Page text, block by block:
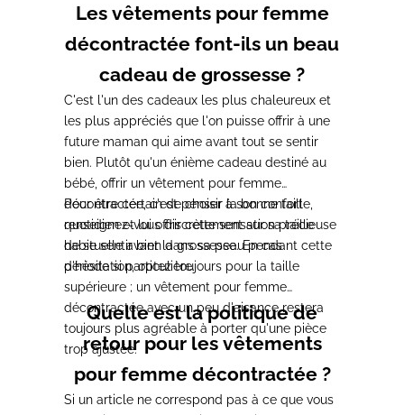
Les vêtements pour femme
décontractée font-ils un beau
cadeau de grossesse ?
C'est l'un des cadeaux les plus chaleureux et
les plus appréciés que l'on puisse offrir à une
future maman qui aime avant tout se sentir
bien. Plutôt qu'un énième cadeau destiné au
bébé, offrir un vêtement pour femme
décontractée, c'est penser à son confort
quotidien et lui offrir cette sensation précieuse
de se sentir bien dans sa peau pendant cette
période si particulière.
Pour être certain de choisir la bonne taille,
renseignez-vous discrètement sur sa taille
habituelle avant la grossesse. En cas
d'hésitation, optez toujours pour la taille
supérieure ; un vêtement pour femme
décontractée avec un peu d'aisance restera
toujours plus agréable à porter qu'une pièce
trop ajustée.
Quelle est la politique de
retour pour les vêtements
pour femme décontractée ?
Si un article ne correspond pas à ce que vous